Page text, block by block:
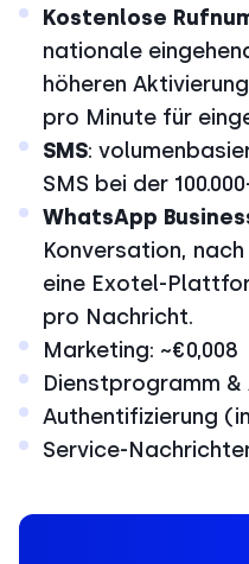
Kostenlose
nationale
höheren
pro Minute für
SMS:
SMS bei der
WhatsApp
Konversation,
eine Exotel-
pro Nachricht.
Marketing: ~€0,008
Dienstprogramm &
Authentifizierung
Service-